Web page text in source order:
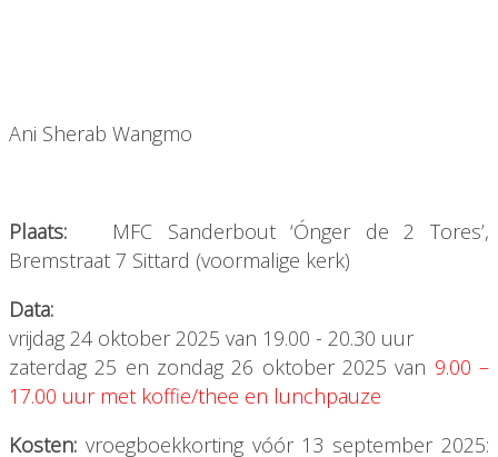
Ani Sherab Wangmo
Plaats: MFC Sanderbout ‘Ónger de 2 Tores’,
Bremstraat 7 Sittard (voormalige kerk)
Data:
vrijdag 24 oktober 2025 van 19.00 - 20.30 uur
zaterdag 25 en zondag 26 oktober 2025 van 9.00 –
17.00 uur met koffie/thee en lunchpauze
Kosten: vroegboekkorting vóór 13 september 2025: